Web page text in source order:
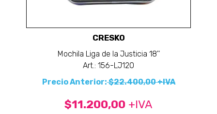
CRESKO
Mochila Liga de la Justicia 18''
Art.: 156-LJ120
Precio Anterior:$22.400,00 +IVA
$11.200,00 +IVA